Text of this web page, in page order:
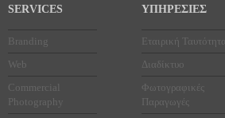
SERVICES
Branding
Web
Commercial
Photography
ΥΠΗΡΕΣΙΕΣ
Εταιρική
Διαδίκτυο
Φωτογραφικές
Παραγωγές